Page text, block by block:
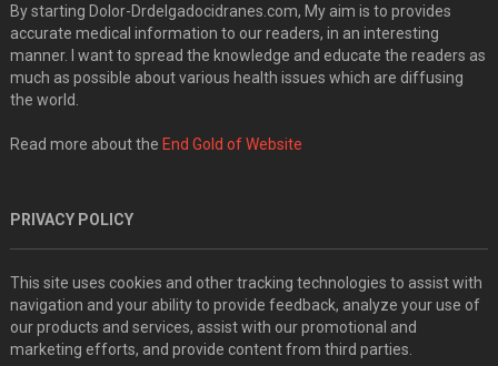
By starting Dolor-Drdelgadocidranes.com, My aim is to provides
accurate medical information to our readers, in an interesting
manner. I want to spread the knowledge and educate the readers as
much as possible about various health issues which are diffusing
the world.
Read more about the End Gold of Website
PRIVACY POLICY
This site uses cookies and other tracking technologies to assist with
navigation and your ability to provide feedback, analyze your use of
our products and services, assist with our promotional and
marketing efforts, and provide content from third parties.